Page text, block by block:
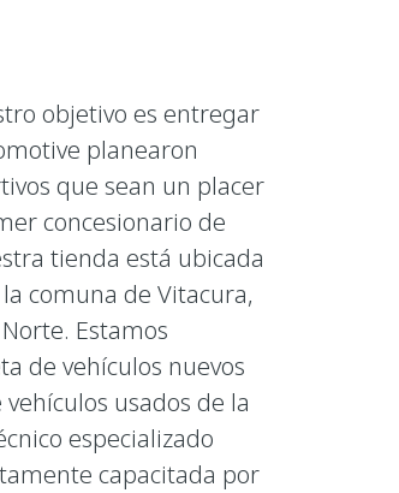
objetivo es entregar
planearon
que sean un placer
concesionario de
tienda está ubicada
comuna de Vitacura,
Estamos
de vehículos nuevos
usados de la
especializado
capacitada por